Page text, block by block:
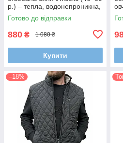
р.) – тепла, водонепроникна,
з коміром-стійкою та
блискавкою
Готово до відправки
880 ₴ 1 080 ₴
Купити
р.)
–18%